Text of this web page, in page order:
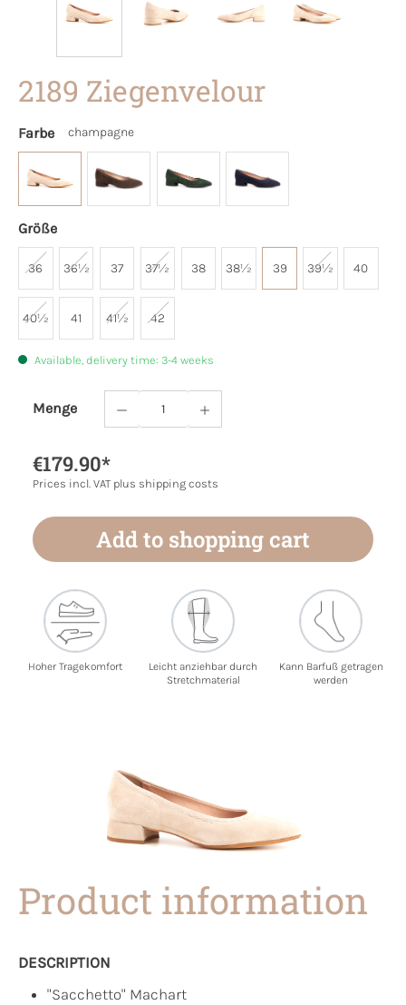
2189 Ziegenvelour
Farbe champagne
Größe
36 36½ 37 37½ 38 38½ 39 39½ 40
40½ 41 41½ 42
Available, delivery time: 3-4 weeks
Menge
Product Quantity: Enter the desired
€179.90*
Prices incl. VAT plus shipping costs
Add to shopping cart
Hoher Tragekomfort
Leicht anziehbar durch
Stretchmaterial
Kann Barfuß getragen
werden
Product information
DESCRIPTION
"Sacchetto" Machart